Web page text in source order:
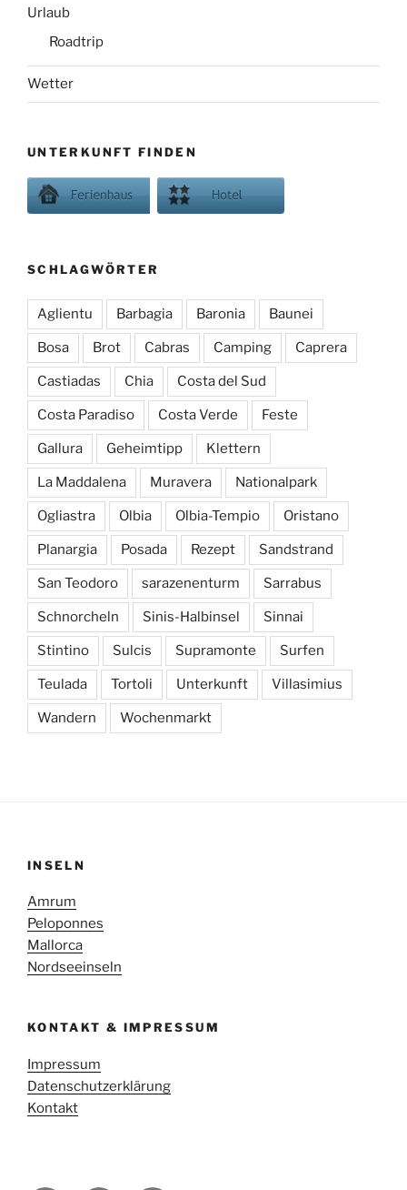
Urlaub
Roadtrip
Wetter
UNTERKUNFT FINDEN
SCHLAGWÖRTER
Aglientu Barbagia Baronia Baunei
Bosa Brot Cabras Camping Caprera
Castiadas Chia Costa del Sud
Costa Paradiso Costa Verde Feste
Gallura Geheimtipp Klettern
La Maddalena Muravera Nationalpark
Ogliastra Olbia Olbia-Tempio Oristano
Planargia Posada Rezept Sandstrand
San Teodoro sarazenenturm Sarrabus
Schnorcheln Sinis-Halbinsel Sinnai
Stintino Sulcis Supramonte Surfen
Teulada Tortoli Unterkunft Villasimius
Wandern Wochenmarkt
INSELN
Amrum
Peloponnes
Mallorca
Nordseeinseln
KONTAKT & IMPRESSUM
Impressum
Datenschutzerklärung
Kontakt